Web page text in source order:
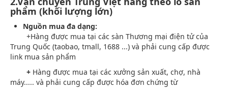
phẩm (khối lượng lớn)
Nguồn mua đa dạng:
+Hàng được mua tại các sàn Thương mại điện tử của
Trung Quốc (taobao, tmall, 1688 ...) và phải cung cấp được
link mua sản phẩm
+ Hàng được mua tại các xưởng sản xuất, chợ, nhà
máy..... và phải cung cấp được hóa đơn chứng từ